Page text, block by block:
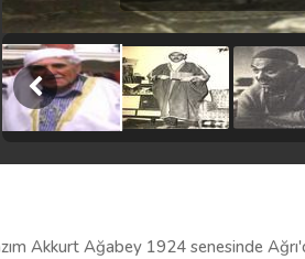
Akkurt Ağabey 1924 senesinde